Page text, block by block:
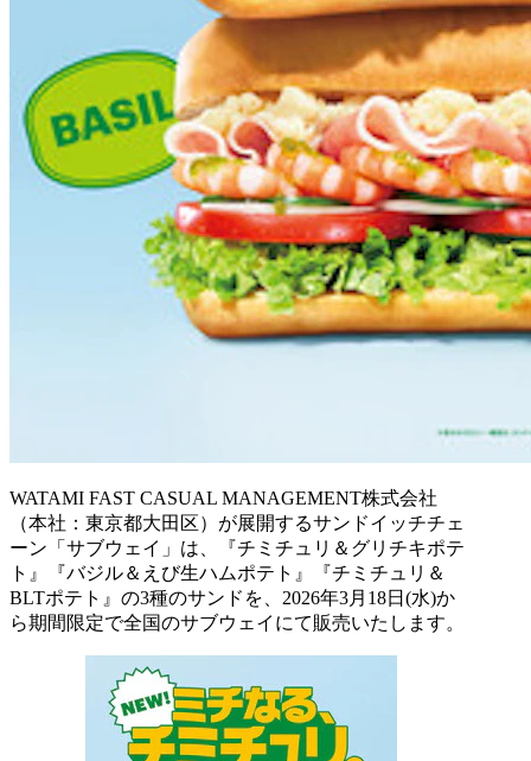
WATAMI FAST CASUAL MANAGEMENT株式会社
（本社：東京都大田区）が展開するサンドイッチチェ
ーン「サブウェイ」は、『チミチュリ＆グリチキポテ
ト』『バジル＆えび生ハムポテト』『チミチュリ＆
BLTポテト』の3種のサンドを、2026年3月18日(水)か
ら期間限定で全国のサブウェイにて販売いたします。